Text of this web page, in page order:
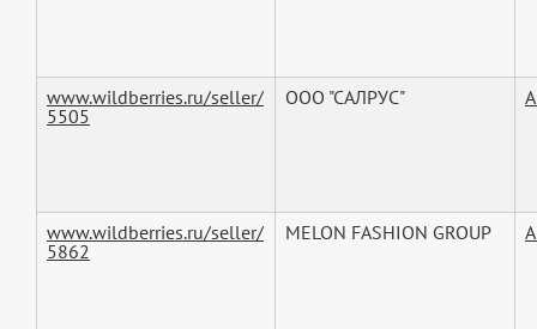
www.wildberries.ru/seller/
5505
ООО "САЛРУС"
www.wildberries.ru/seller/
5862
MELON FASHION GROUP